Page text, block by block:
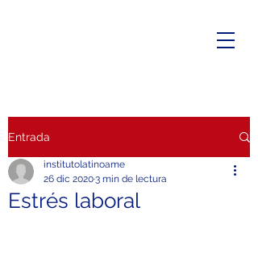
Entrada
Estrés laboral
institutolatinoame
26 dic 20203 min de lectura